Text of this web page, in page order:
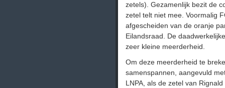
zetels). Gezamenlijk bezit de
zetel telt niet mee. Voormalig
afgescheiden van de oranje
Eilandsraad. De
zeer kleine meerderheid.
Om deze meerderheid te
samenspannen, aangevuld
LNPA, als de zetel van